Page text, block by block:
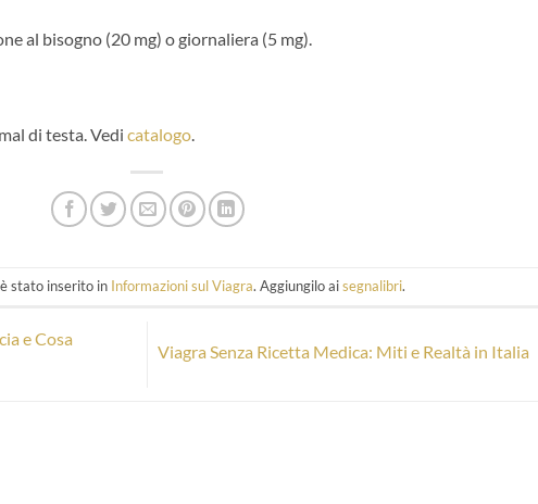
al bisogno (20 mg) o giornaliera (5 mg).
di testa. Vedi catalogo
stato inserito in Informazioni sul Viagra. Aggiungilo aisegnalibri.
e Cosa
Viagra Senza Ricetta Medica: Miti e Realtà in Italia